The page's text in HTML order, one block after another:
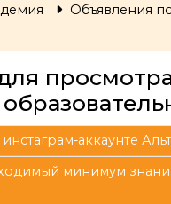
Объявления
аккаунте
минимум